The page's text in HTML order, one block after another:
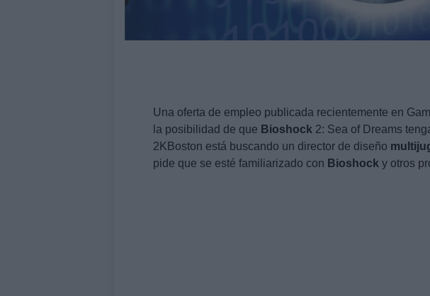
Una oferta de empleo publicada recientemente en
la posibilidad de que Bioshock 2: Sea of Dreams
2KBoston está buscando un director de diseño
pide que se esté familiarizado con Bioshock y otros